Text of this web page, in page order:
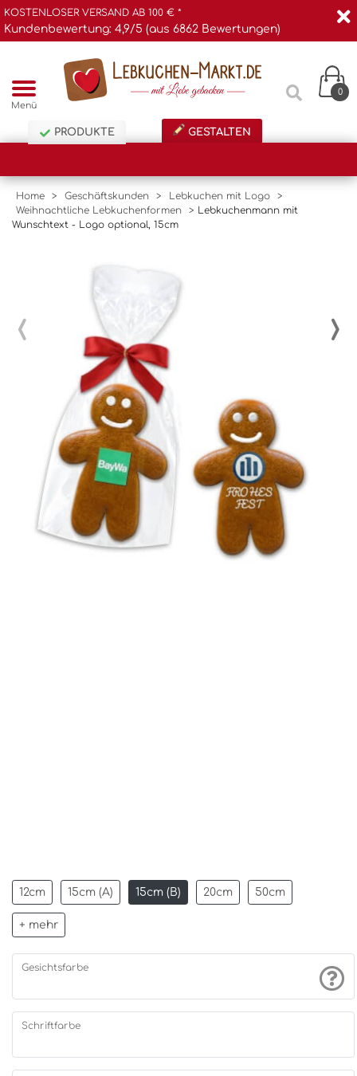
KOSTENLOSER VERSAND AB 100 € *
Kundenbewertung: 4,9/5 (aus 6862 Bewertungen)
Menü
0
PRODUKTE GESTALTEN
Home > Geschäftskunden > Lebkuchen mit Logo
>
Weihnachtliche Lebkuchenformen
> Lebkuchenmann mit
Wunschtext - Logo optional, 15cm
‹ ›
12cm 15cm (A) 15cm (B) 20cm 50cm
+ mehr
Gesichtsfarbe
Schriftfarbe